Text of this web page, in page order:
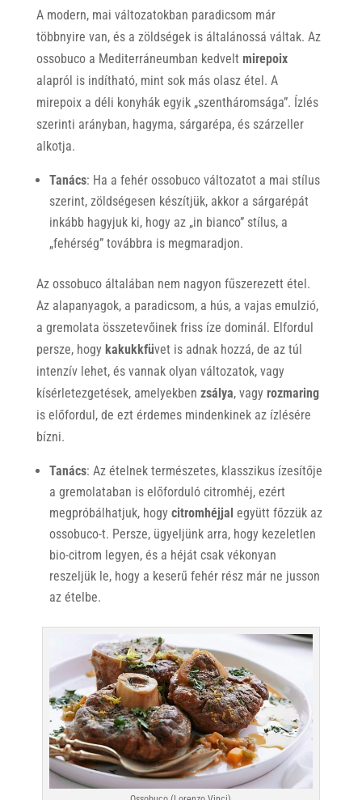
A modern, mai változatokban paradicsom már
többnyire van, és a zöldségek is általánossá váltak. Az
ossobuco a Mediterráneumban kedvelt mirepoix
alapról is indítható, mint sok más olasz étel. A
mirepoix a déli konyhák egyik „szentháromsága”. Ízlés
szerinti arányban, hagyma, sárgarépa, és szárzeller
alkotja.
Tanács: Ha a fehér ossobuco változatot a mai stílus
szerint, zöldségesen készítjük, akkor a sárgarépát
inkább hagyjuk ki, hogy az „in bianco” stílus, a
„fehérség” továbbra is megmaradjon.
Az ossobuco általában nem nagyon fűszerezett étel.
Az alapanyagok, a paradicsom, a hús, a vajas emulzió,
a gremolata összetevőinek friss íze dominál. Elfordul
persze, hogy kakukkfüvet is adnak hozzá, de az túl
intenzív lehet, és vannak olyan változatok, vagy
kísérletezgetések, amelyekben zsálya, vagy rozmaring
is előfordul, de ezt érdemes mindenkinek az ízlésére
bízni.
Tanács: Az ételnek természetes, klasszikus ízesítője
a gremolataban is előforduló citromhéj, ezért
megpróbálhatjuk, hogy citromhéjjal együtt főzzük az
ossobuco-t. Persze, ügyeljünk arra, hogy kezeletlen
bio-citrom legyen, és a héját csak vékonyan
reszeljük le, hogy a keserű fehér rész már ne jusson
az ételbe.